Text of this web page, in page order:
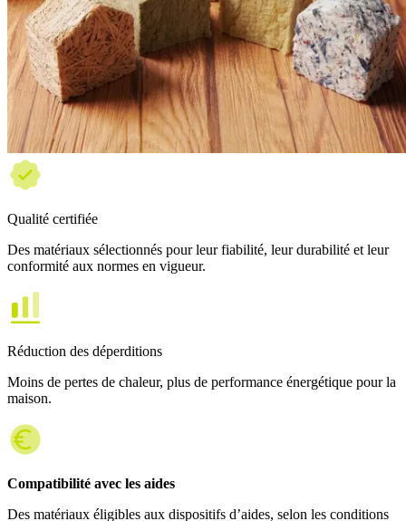
Qualité certifiée
Des matériaux sélectionnés pour leur fiabilité, leur durabilité et leur
conformité aux normes en vigueur.
Réduction des déperditions
Moins de pertes de chaleur, plus de performance énergétique pour la
maison.
Compatibilité avec les aides
Des matériaux éligibles aux dispositifs d’aides, selon les conditions